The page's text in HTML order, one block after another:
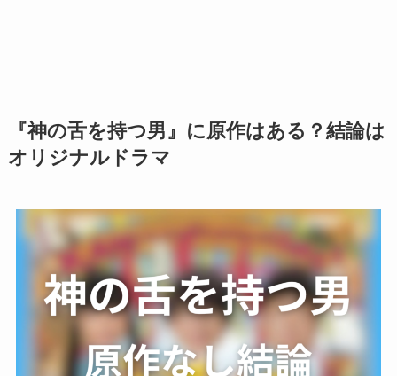
『神の舌を持つ男』に原作はある？結論は
オリジナルドラマ